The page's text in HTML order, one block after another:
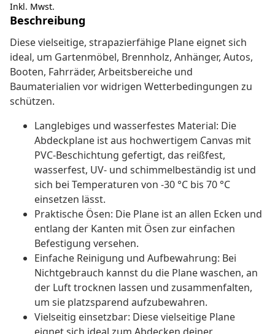
Inkl. Mwst.
Beschreibung
Diese vielseitige, strapazierfähige Plane eignet sich
ideal, um Gartenmöbel, Brennholz, Anhänger, Autos,
Booten, Fahrräder, Arbeitsbereiche und
Baumaterialien vor widrigen Wetterbedingungen zu
schützen.
Langlebiges und wasserfestes Material: Die
Abdeckplane ist aus hochwertigem Canvas mit
PVC-Beschichtung gefertigt, das reißfest,
wasserfest, UV- und schimmelbeständig ist und
sich bei Temperaturen von -30 °C bis 70 °C
einsetzen lässt.
Praktische Ösen: Die Plane ist an allen Ecken und
entlang der Kanten mit Ösen zur einfachen
Befestigung versehen.
Einfache Reinigung und Aufbewahrung: Bei
Nichtgebrauch kannst du die Plane waschen, an
der Luft trocknen lassen und zusammenfalten,
um sie platzsparend aufzubewahren.
Vielseitig einsetzbar: Diese vielseitige Plane